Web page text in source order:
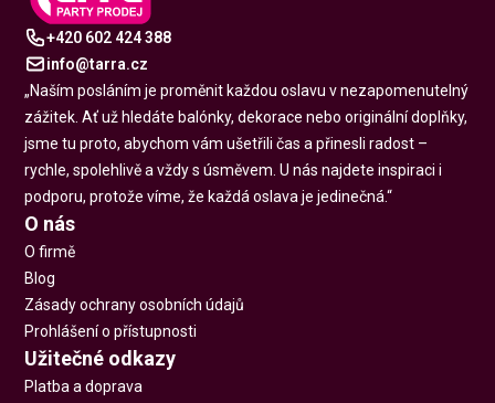
+420 602 424 388
info@tarra.cz
„Naším posláním je proměnit každou oslavu v nezapomenutelný
zážitek. Ať už hledáte balónky, dekorace nebo originální doplňky,
jsme tu proto, abychom vám ušetřili čas a přinesli radost –
rychle, spolehlivě a vždy s úsměvem. U nás najdete inspiraci i
podporu, protože víme, že každá oslava je jedinečná.“
O nás
O firmě
Blog
Zásady ochrany osobních údajů
Prohlášení o přístupnosti
Užitečné odkazy
Platba a doprava